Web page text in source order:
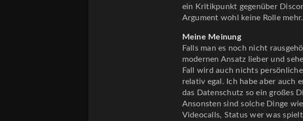
ein Kritikpunkt gegenüber
Argument wohl keine Rolle mehr.
Meine Meinung
Falls man es noch nicht
modernen Ansatz lieber und
Fall wird auch nichts
relativ egal. Ich habe aber auch
das Datenschutz so ein großes
Ansonsten sind solche Dinge
Videocalls, Status wer was